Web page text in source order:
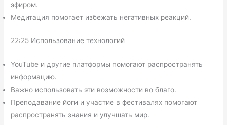
эфиром.
Медитация помогает избежать негативных реакций.
22:25 Использование технологий
YouTube и другие платформы помогают распространять
информацию.
Важно использовать эти возможности во благо.
Преподавание йоги и участие в фестивалях помогают
распространять знания и улучшать мир.